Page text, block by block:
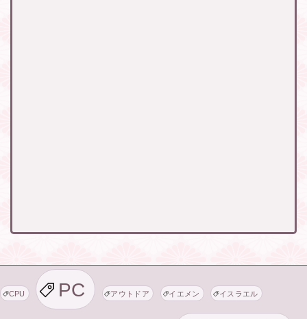
CPU PC アウトドア イエメン イスラエル